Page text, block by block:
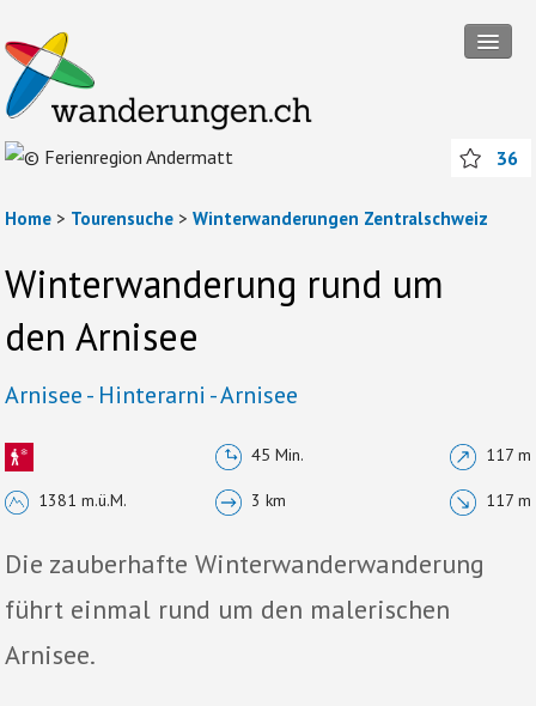
Tourensuche
Wanderregionen
Anmelden
36
Home > Tourensuche > Winterwanderungen Zentralschweiz
Winterwanderung rund um
den Arnisee
Arnisee - Hinterarni - Arnisee
45 Min. 117 m
1381 m.ü.M. 3 km 117 m
Die zauberhafte Winterwanderwanderung
führt einmal rund um den malerischen
Arnisee.